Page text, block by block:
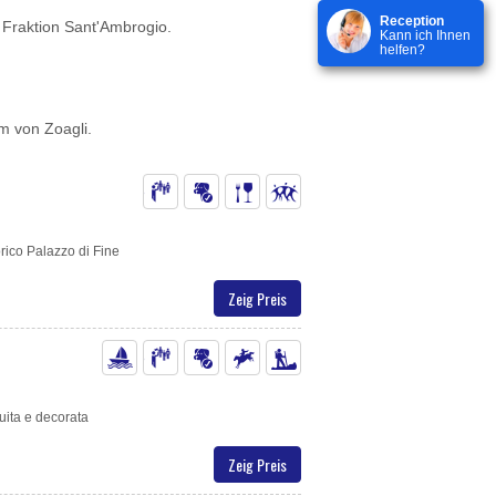
Sant'Ambrogio.
von Zoagli.
Zeig Preis
Palazzo di Fine
Zeig Preis
e decorata
Reception
Kann ich Ihnen
helfen?